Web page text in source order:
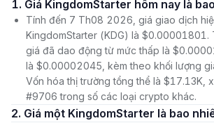
1. Giá KingdomStarter hôm nay là
Tính đến 7 Th08 2026, giá giao dịch
KingdomStarter (KDG) là $0.00001801.
giá đã dao động từ mức thấp là
là $0.00002045, kèm theo khối lượng
Vốn hóa thị trường tổng thể là $17.13K,
#9706 trong số các loại crypto khác.
2. Giá một KingdomStarter là bao